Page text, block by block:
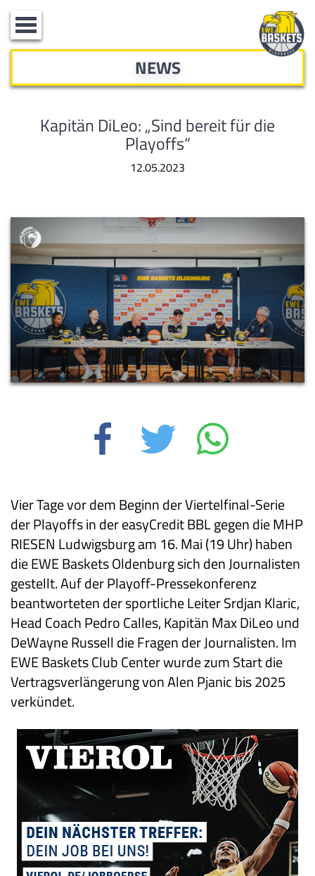
Toggle
navigation
NEWS
Kapitän DiLeo: „Sind bereit für die
Playoffs“
12.05.2023
Vier Tage vor dem Beginn der Viertelfinal-Serie
der Playoffs in der easyCredit BBL gegen die MHP
RIESEN Ludwigsburg am 16. Mai (19 Uhr) haben
die EWE Baskets Oldenburg sich den Journalisten
gestellt. Auf der Playoff-Pressekonferenz
beantworteten der sportliche Leiter Srdjan Klaric,
Head Coach Pedro Calles, Kapitän Max DiLeo und
DeWayne Russell die Fragen der Journalisten. Im
EWE Baskets Club Center wurde zum Start die
Vertragsverlängerung von Alen Pjanic bis 2025
verkündet.